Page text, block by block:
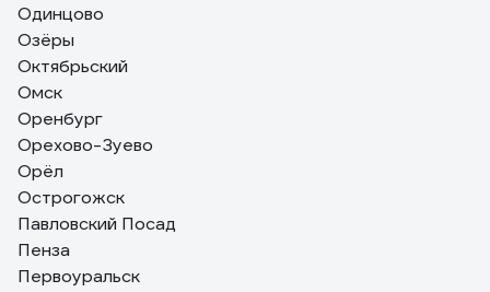
Одинцово
Озёры
Октябрьский
Омск
Оренбург
Орехово-Зуево
Орёл
Острогожск
Павловский Посад
Пенза
Первоуральск